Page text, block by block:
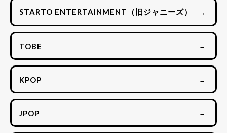
STARTO ENTERTAINMENT（旧ジャニーズ） →
TOBE →
KPOP →
JPOP →